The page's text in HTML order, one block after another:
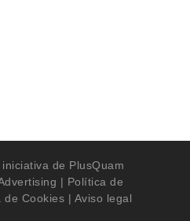
de PlusQuam
| Política de
de Cookies | Aviso legal